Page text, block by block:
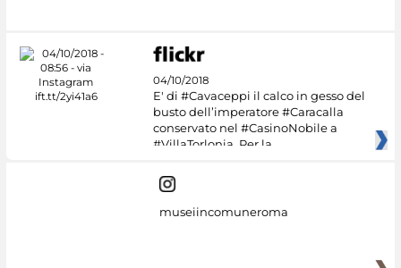
04/10/2018
E' di #Cavaceppi il calco in gesso del
busto dell’imperatore #Caracalla
conservato nel #CasinoNobile a
#VillaTorlonia. Per la
museiincomuneroma